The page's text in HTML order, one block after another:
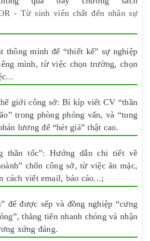
- Từ sinh viên chất đến nhân sự
thông minh để “thiết kế” sự nghiệp
mình, từ việc chọn trường, chọn
giới công sở: Bí kíp viết CV “thần
trong phòng phỏng vấn, và “tung
lương để “hét giá” thật cao.
thần tốc”: Hướng dẫn chi tiết về
chốn công sở, từ việc ăn mặc,
cách viết email, báo cáo...;
để được sếp và đồng nghiệp “cưng
thăng tiến nhanh chóng và nhận
xứng đáng.